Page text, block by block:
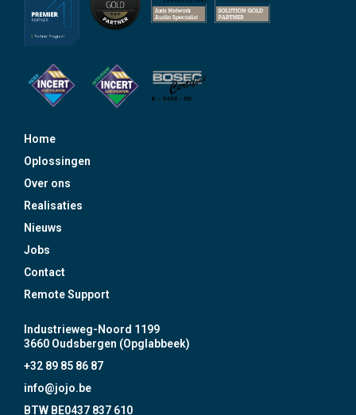
Home
Oplossingen
Over ons
Realisaties
Nieuws
Jobs
Contact
Remote Support
Industrieweg-Noord 1199
3660 Oudsbergen (Opglabbeek)
+32 89 85 86 87
info@jojo.be
BTW BE0437 837 610